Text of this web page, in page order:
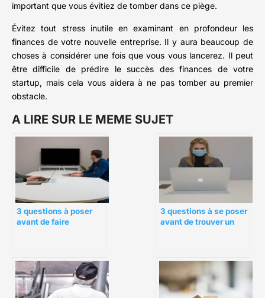
important que vous évitiez de tomber dans ce piège.
Évitez tout stress inutile en examinant en profondeur les
finances de votre nouvelle entreprise. Il y aura beaucoup de
choses à considérer une fois que vous vous lancerez. Il peut
être difficile de prédire le succès des finances de votre
startup, mais cela vous aidera à ne pas tomber au premier
obstacle.
A LIRE SUR LE MEME SUJET
3 questions à poser
avant de faire
3 questions à se poser
avant de trouver un